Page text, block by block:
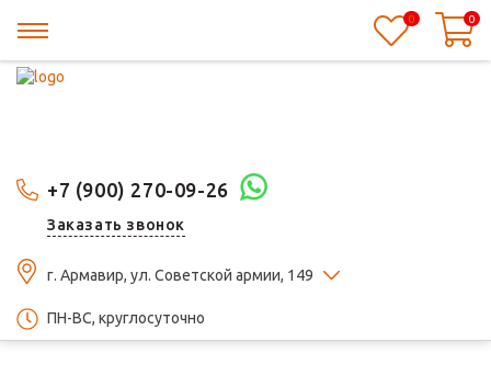
+7 (900) 270-09-26
Заказать звонок
г. Армавир, ул. Советской армии, 149
ПН-ВС, круглосуточно
0 0